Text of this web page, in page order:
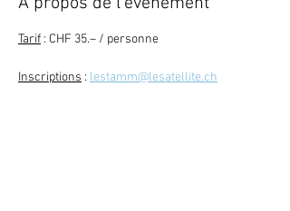
Tarif : CHF 35.– / personne
Inscriptions : lestamm@lesatellite.ch